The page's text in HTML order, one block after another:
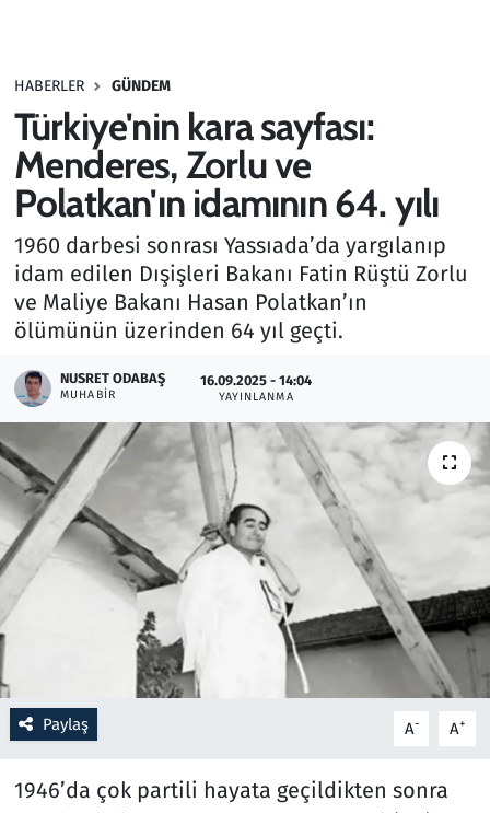
HABERLER GÜNDEM
Türkiye'nin kara sayfası:
Menderes, Zorlu ve
Polatkan'ın idamının 64. yılı
1960 darbesi sonrası Yassıada’da yargılanıp
idam edilen Dışişleri Bakanı Fatin Rüştü Zorlu
ve Maliye Bakanı Hasan Polatkan’ın
ölümünün üzerinden 64 yıl geçti.
NUSRET ODABAŞ
MUHABIR
16.09.2025 - 14:04
YAYINLANMA
Paylaş A- A+
1946’da çok partili hayata geçildikten sonra
Haber
Kültür Sanat
Kurumsal Haberler
Lezzet Durağı
Memur ve Kamu
Otomobil
Oyun
Ramazan
Resmi İlanlar
Rüya Tabirleri
Savunma Sanayi